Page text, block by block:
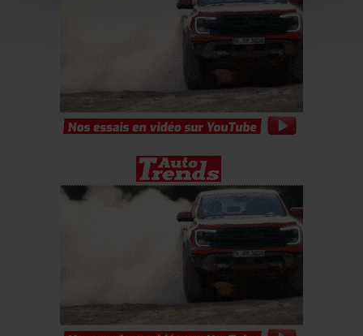
l’utilisation de notre site avec nos partenaires de
médias sociaux, de publicité et d’analyse, qui peuvent
combiner celles-ci avec d’autres informations que vous
leur avez fournies ou qu’ils ont collectées lors de votre
utilisation de leurs services.